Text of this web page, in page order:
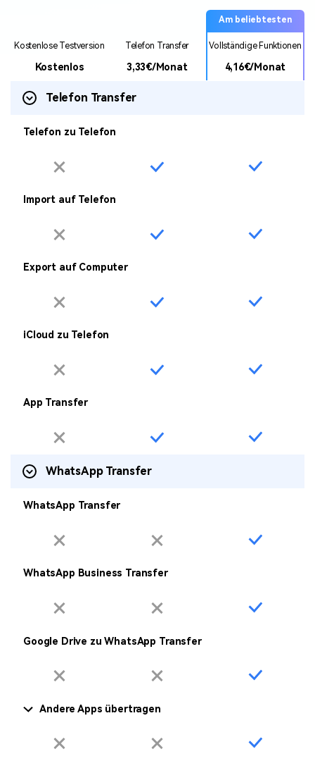
Am beliebtesten
Kostenlose Testversion Telefon Transfer Vollständige Funktionen
Kostenlos 3,33€/Monat 4,16€/Monat
Telefon Transfer
Telefon zu Telefon
Import auf Telefon
Export auf Computer
iCloud zu Telefon
App Transfer
WhatsApp Transfer
WhatsApp Transfer
WhatsApp Business Transfer
Google Drive zu WhatsApp Transfer
Andere Apps übertragen